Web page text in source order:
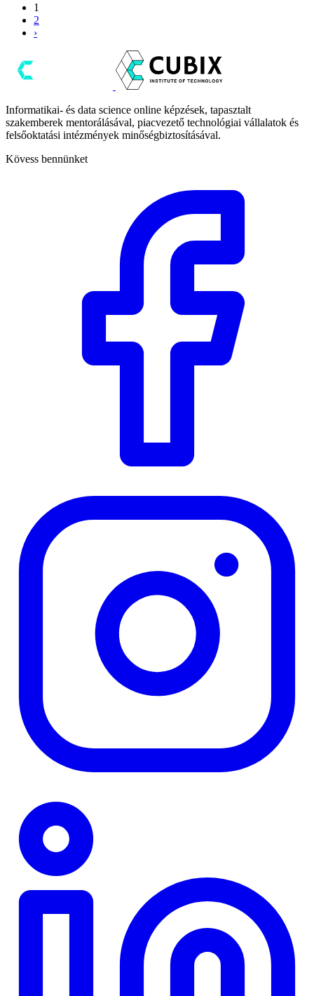
1
2
›
Informatikai- és data science online képzések, tapasztalt
szakemberek mentorálásával, piacvezető technológiai vállalatok és
felsőoktatási intézmények minőségbiztosításával.
Kövess bennünket